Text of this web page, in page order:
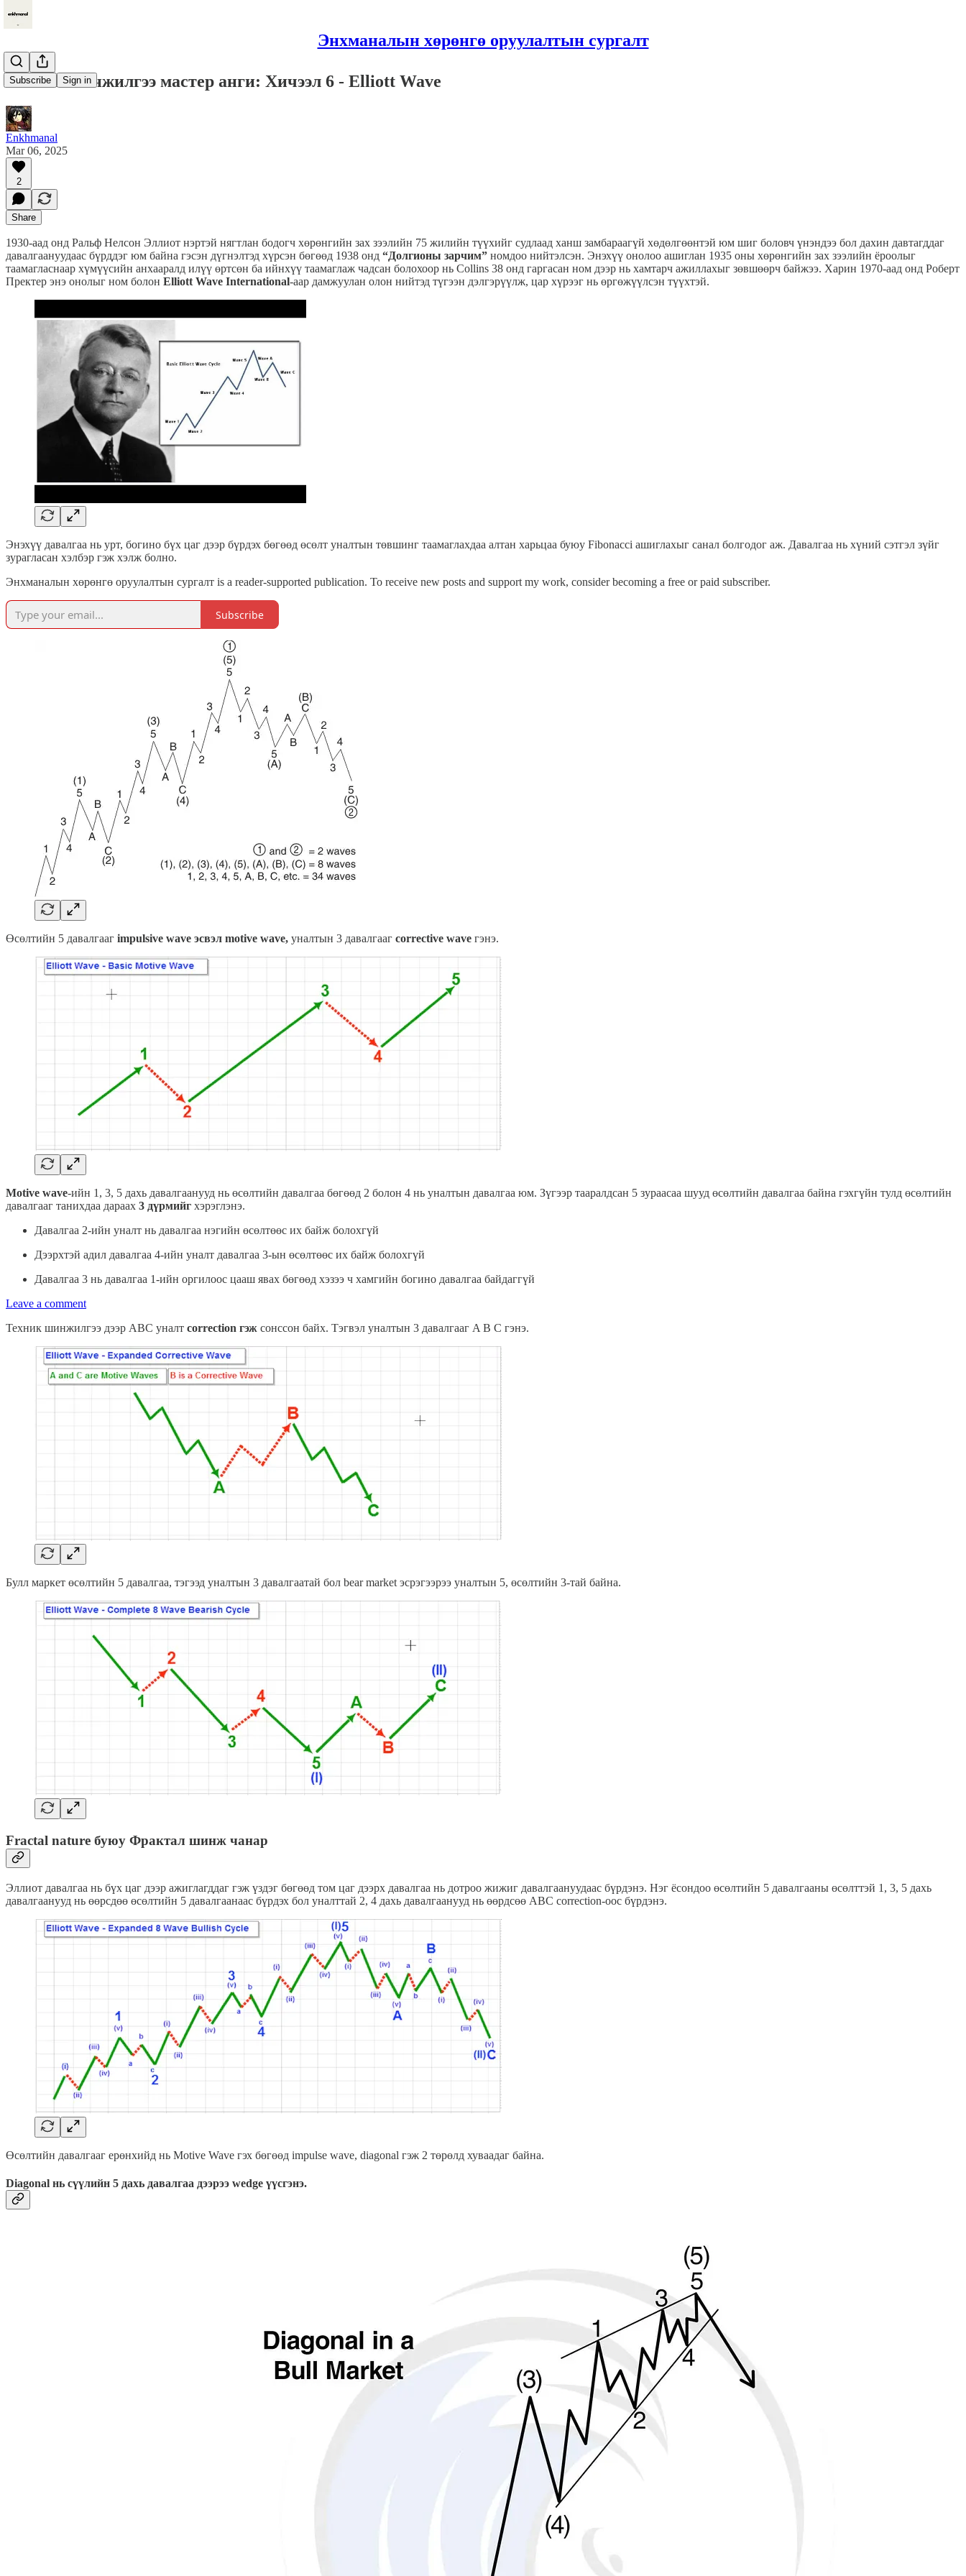
Энхманалын хөрөнгө оруулалтын сургалт
Subscribe Sign in
Техник шинжилгээ мастер анги: Хичээл 6 - Elliott Wave
Enkhmanal
Mar 06, 2025
2
Share
1930-аад онд Ральф Нелсон Эллиот нэртэй нягтлан бодогч хөрөнгийн зах зээлийн 75 жилийн түүхийг судлаад ханш замбараагүй хөдөлгөөнтэй юм шиг боловч үнэндээ бол дахин давтагддаг
давалгаануудаас бүрддэг юм байна гэсэн дүгнэлтэд хүрсэн бөгөөд 1938 онд “Долгионы зарчим” номдоо нийтэлсэн. Энэхүү онолоо ашиглан 1935 оны хөрөнгийн зах зээлийн ёроолыг
таамагласнаар хүмүүсийн анхааралд илүү өртсөн ба ийнхүү таамаглаж чадсан болохоор нь Collins 38 онд гаргасан ном дээр нь хамтарч ажиллахыг зөвшөөрч байжээ. Харин 1970-аад онд Роберт
Пректер энэ онолыг ном болон Elliott Wave International-аар дамжуулан олон нийтэд түгээн дэлгэрүүлж, цар хүрээг нь өргөжүүлсэн түүхтэй.
Энэхүү давалгаа нь урт, богино бүх цаг дээр бүрдэх бөгөөд өсөлт уналтын төвшинг таамаглахдаа алтан харьцаа буюу Fibonacci ашиглахыг санал болгодог аж. Давалгаа нь хүний сэтгэл зүйг
зурагласан хэлбэр гэж хэлж болно.
Энхманалын хөрөнгө оруулалтын сургалт is a reader-supported publication. To receive new posts and support my work, consider becoming a free or paid subscriber.
Subscribe
Өсөлтийн 5 давалгааг impulsive wave эсвэл motive wave, уналтын 3 давалгааг corrective wave гэнэ.
Motive wave-ийн 1, 3, 5 дахь давалгаанууд нь өсөлтийн давалгаа бөгөөд 2 болон 4 нь уналтын давалгаа юм. Зүгээр тааралдсан 5 зураасаа шууд өсөлтийн давалгаа байна гэхгүйн тулд өсөлтийн
давалгааг танихдаа дараах 3 дүрмийг хэрэглэнэ.
Давалгаа 2-ийн уналт нь давалгаа нэгийн өсөлтөөс их байж болохгүй
Дээрхтэй адил давалгаа 4-ийн уналт давалгаа 3-ын өсөлтөөс их байж болохгүй
Давалгаа 3 нь давалгаа 1-ийн оргилоос цааш явах бөгөөд хэзээ ч хамгийн богино давалгаа байдаггүй
Leave a comment
Техник шинжилгээ дээр ABC уналт correction гэж сонссон байх. Тэгвэл уналтын 3 давалгааг A B C гэнэ.
Булл маркет өсөлтийн 5 давалгаа, тэгээд уналтын 3 давалгаатай бол bear market эсрэгээрээ уналтын 5, өсөлтийн 3-тай байна.
Fractal nature буюу Фрактал шинж чанар
Эллиот давалгаа нь бүх цаг дээр ажиглагддаг гэж үздэг бөгөөд том цаг дээрх давалгаа нь дотроо жижиг давалгаануудаас бүрдэнэ. Нэг ёсондоо өсөлтийн 5 давалгааны өсөлттэй 1, 3, 5 дахь
давалгаанууд нь өөрсдөө өсөлтийн 5 давалгаанаас бүрдэх бол уналттай 2, 4 дахь давалгаанууд нь өөрдсөө ABC correction-оос бүрдэнэ.
Өсөлтийн давалгааг ерөнхийд нь Motive Wave гэх бөгөөд impulse wave, diagonal гэж 2 төрөлд хуваадаг байна.
Diagonal нь сүүлийн 5 дахь давалгаа дээрээ wedge үүсгэнэ.